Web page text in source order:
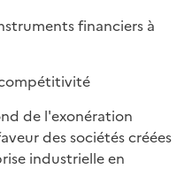
financiers à
compétitivité
de l'exonération
des sociétés créées
industrielle en